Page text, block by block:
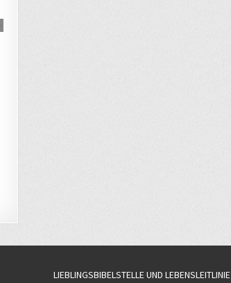
LIEBLINGSBIBELSTELLE UND LEBENSLEITLINIE